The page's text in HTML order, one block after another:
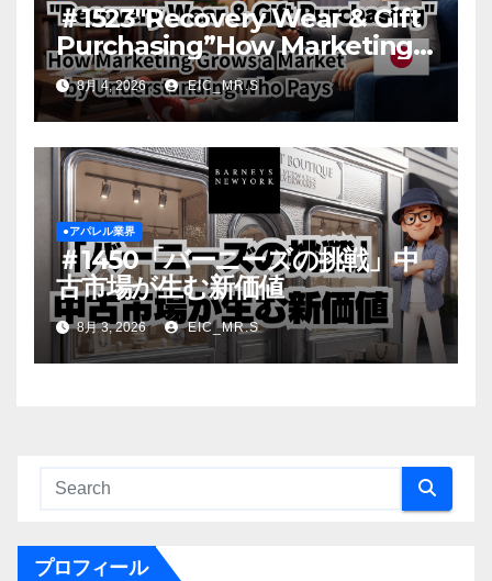
＃1523″Recovery Wear & Gift
Purchasing”How Marketing
Grows a Market by
Understanding Who Pays
8月 4, 2026 EIC_MR.S
●アパレル業界
＃1450「バーニーズの挑戦」中
古市場が生む新価値
8月 3, 2026 EIC_MR.S
プロフィール